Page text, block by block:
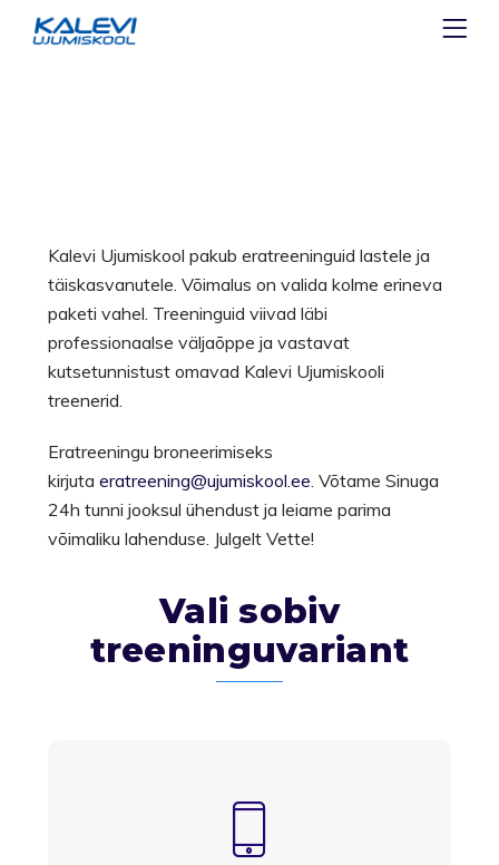
Kalevi Ujumiskool pakub eratreeninguid lastele ja
täiskasvanutele. Võimalus on valida kolme erineva
paketi vahel. Treeninguid viivad läbi
professionaalse väljaõppe ja vastavat
kutsetunnistust omavad Kalevi Ujumiskooli
treenerid.
Eratreeningu broneerimiseks
kirjuta eratreening@ujumiskool.ee . Võtame Sinuga
24h tunni jooksul ühendust ja leiame parima
võimaliku lahenduse. Julgelt Vette!
Vali sobiv
treeninguvariant